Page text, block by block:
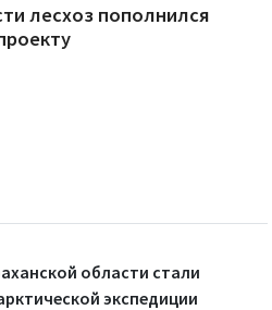
лесхоз пополнился
области стали
экспедиции